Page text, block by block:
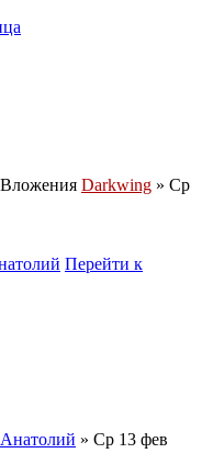
Вложения Darkwing » Ср
Перейти к
Анатолий » Ср 13 фев